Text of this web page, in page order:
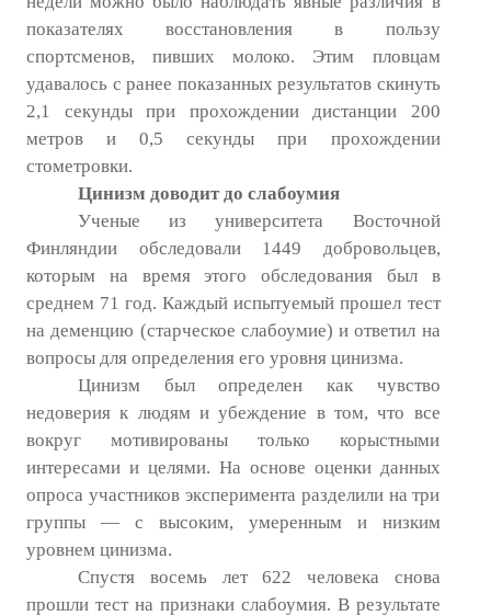
показателях восстановления в пользу
спортсменов, пивших молоко. Этим пловцам
удавалось с ранее показанных результатов скинуть
2,1 секунды при прохождении дистанции 200
метров и 0,5 секунды при прохождении
стометровки.
Цинизм доводит до слабоумия
Ученые из университета Восточной
Финляндии обследовали 1449 добровольцев,
которым на время этого обследования был в
среднем 71 год. Каждый испытуемый прошел тест
на деменцию (старческое слабоумие) и ответил на
вопросы для определения его уровня цинизма.
Цинизм был определен как чувство
недоверия к людям и убеждение в том, что все
вокруг мотивированы только корыстными
интересами и целями. На основе оценки данных
опроса участников эксперимента разделили на три
группы — с высоким, умеренным и низким
уровнем цинизма.
Спустя восемь лет 622 человека снова
прошли тест на признаки слабоумия. В результате